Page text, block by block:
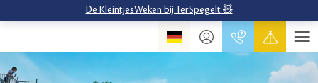
De KleintjesWeken bij TerSpegelt 🧸